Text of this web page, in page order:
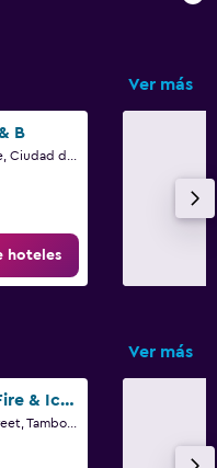
Ver más
B
hoteles
Ver más
Protea Hotel Fire & Ice! by Marriott Cape Town